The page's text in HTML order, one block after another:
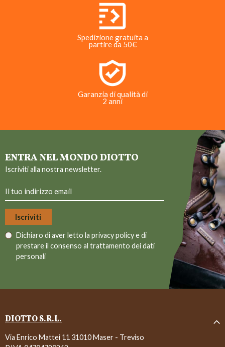
Spedizione gratuita a
partire da 50€
Garanzia di qualità di
2 anni
ENTRA NEL MONDO DIOTTO
Iscriviti alla nostra newsletter.
Dichiaro di aver letto la privacy policye di
prestare il consenso al trattamento dei dati
personali
DIOTTO S.R.L.
Via Enrico Mattei 11 31010 Maser - Treviso